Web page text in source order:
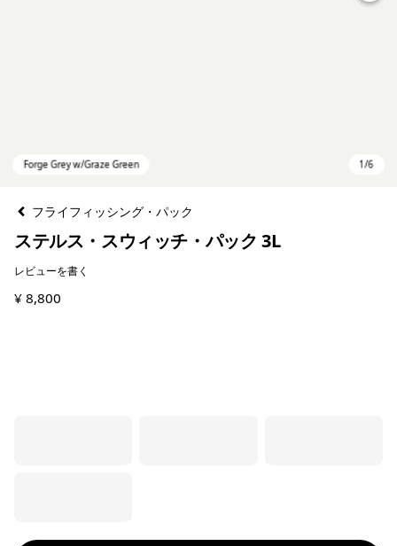
フライフィッシング・パック
ステルス・スウィッチ・パック 3L
レビューを書く
¥ 8,800